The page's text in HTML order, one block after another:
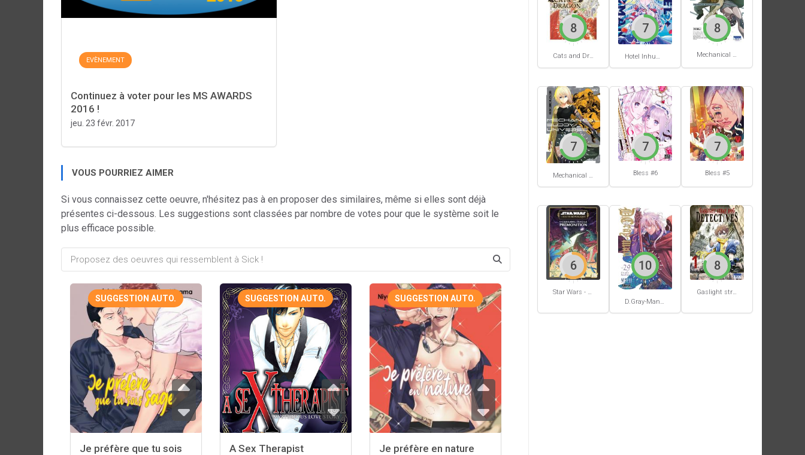
EVÈNEMENT
Continuez à voter pour les MS AWARDS
2016 !
jeu. 23 févr. 2017
VOUS POURRIEZ AIMER
Si vous connaissez cette oeuvre, n'hésitez pas à en proposer des similaires, même si elles sont déjà
présentes ci-dessous. Les suggestions sont classées par nombre de votes pour que le système soit le
plus efficace possible.
SUGGESTION AUTO.
Je préfère que tu sois
SUGGESTION AUTO.
A Sex Therapist
SUGGESTION AUTO.
Je préfère en nature
Cats and Dragon #3
8
Hotel Inhumans #1
7
Mechanical Buddy Universe #1
8
Mechanical Buddy Universe #0
7
Bless #6
7
Bless #5
7
6
D.Gray-Man #29
10 8